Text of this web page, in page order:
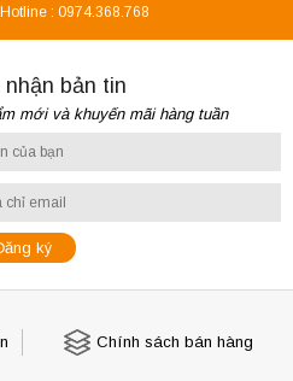
Hotline : 0974.368.768
bản tin
mới và khuyến mãi hàng tuần
Chính sách bán hàng